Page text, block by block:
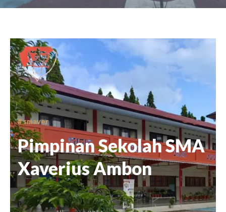
# smaver
Pimpinan Sekolah SMA
Xaverius Ambon